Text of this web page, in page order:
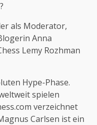
als Moderator,
Anna
Lemy Rozhman
Hype-Phase.
spielen
verzeichnet
Carlsen ist ein